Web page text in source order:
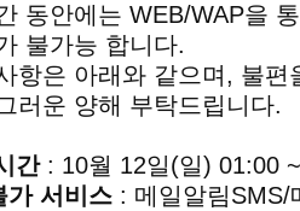
동안에는 WEB/WAP을
불가능 합니다.
항은 아래와 같으며, 불
러운 양해 부탁드립니다.
간: 10월 12일(일) 01:00
가 서비스 : 메일알림SMS/